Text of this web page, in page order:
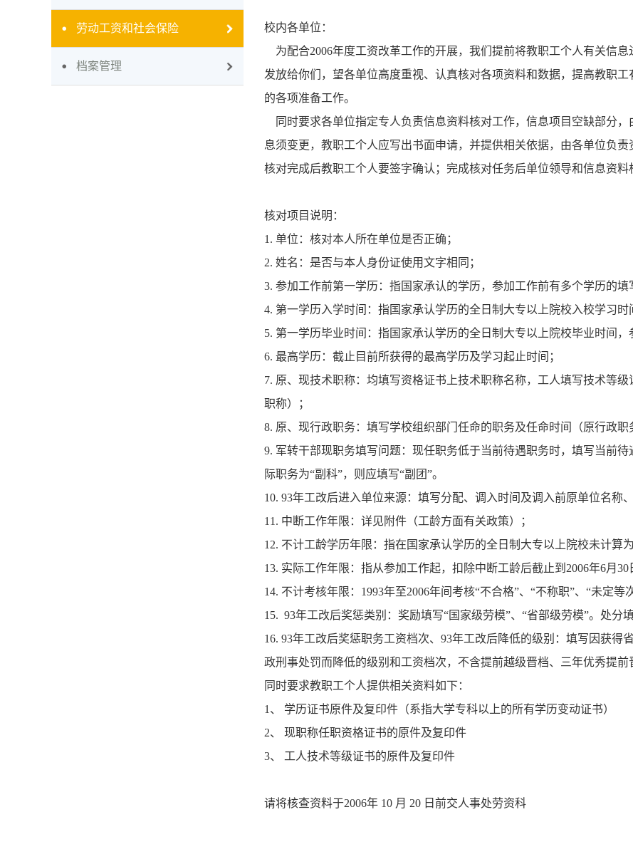
劳动工资和社会保险
档案管理
校内各单位：
为配合2006年度工资改革工作的开展，我们提前将教职工个人有关信
发放给你们，望各单位高度重视、认真核对各项资料和数据，提高教职
的各项准备工作。
同时要求各单位指定专人负责信息资料核对工作，信息项目空缺部分
息须变更，教职工个人应写出书面申请，并提供相关依据，由各单位负
核对完成后教职工个人要签字确认；完成核对任务后单位领导和信息资料
核对项目说明：
1. 单位：核对本人所在单位是否正确；
2. 姓名：是否与本人身份证使用文字相同；
3. 参加工作前第一学历：指国家承认的学历，参加工作前有多个学历的填
4. 第一学历入学时间：指国家承认学历的全日制大专以上院校入校学习时
5. 第一学历毕业时间：指国家承认学历的全日制大专以上院校毕业时间
6. 最高学历：截止目前所获得的最高学历及学习起止时间；
7. 原、现技术职称：均填写资格证书上技术职称名称，工人填写技术等
职称）；
8. 原、现行政职务：填写学校组织部门任命的职务及任命时间（原行政职
9. 军转干部现职务填写问题：现任职务低于当前待遇职务时，填写当前
际职务为“副科”，则应填写“副团”。
10. 93年工改后进入单位来源：填写分配、调入时间及调入前原单位名称
11. 中断工作年限：详见附件（工龄方面有关政策）；
12. 不计工龄学历年限：指在国家承认学历的全日制大专以上院校未计算
13. 实际工作年限：指从参加工作起，扣除中断工龄后截止到2006年6月30
14. 不计考核年限：1993年至2006年间考核“不合格”、“不称职”、“未定等
15. 93年工改后奖惩类别：奖励填写“国家级劳模”、“省部级劳模”。处分
16. 93年工改后奖惩职务工资档次、93年工改后降低的级别：填写因获
政刑事处罚而降低的级别和工资档次，不含提前越级晋档、三年优秀提前
同时要求教职工个人提供相关资料如下：
1、 学历证书原件及复印件（系指大学专科以上的所有学历变动证书）
2、 现职称任职资格证书的原件及复印件
3、 工人技术等级证书的原件及复印件
请将核查资料于2006年 10 月 20 日前交人事处劳资科